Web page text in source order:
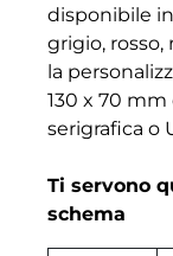
disponibile
grigio, rosso,
la
130 x 70
serigrafica o
Ti servono
schema